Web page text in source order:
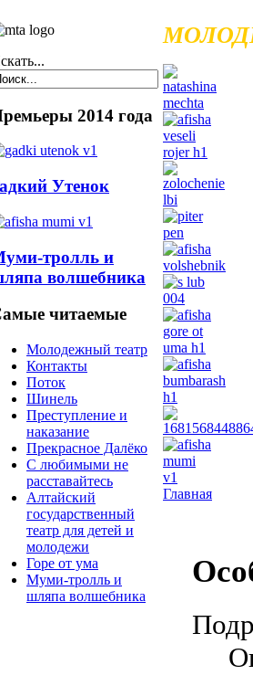
2014 года
Утенок
тролль и
волшебника
читаемые
Молодежный театр
Контакты
Поток
Шинель
Преступление и
наказание
Прекрасное Далёко
С любимыми не
расставайтесь
Алтайский
государственный
театр для детей и
молодежи
Горе от ума
Муми-тролль и
шляпа волшебника
Главная